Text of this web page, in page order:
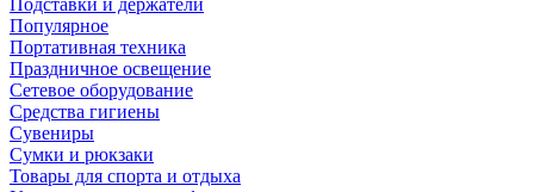
Подставки и держатели
Популярное
Портативная техника
Праздничное освещение
Сетевое оборудование
Средства гигиены
Сувениры
Сумки и рюкзаки
Товары для спорта и отдыха